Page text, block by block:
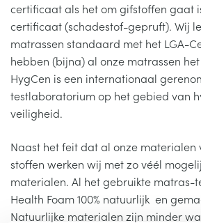
certificaat als het om gifstoffen gaat
certificaat (schadestof-gepruft). Wij
matrassen standaard met het LGA-
hebben (bijna) al onze matrassen
HygCen is een internationaal
testlaboratorium op het gebied van
veiligheid.
Naast het feit dat al onze
stoffen werken wij met zo véél
materialen. Al het gebruikte matras-
Health Foam 100% natuurlijk en
Natuurlijke materialen zijn minder